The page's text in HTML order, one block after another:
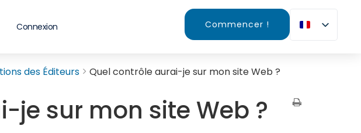
Connexion Commencer !
des Éditeurs Quel contrôle aurai-je sur mon site Web ?
je sur mon site Web ?